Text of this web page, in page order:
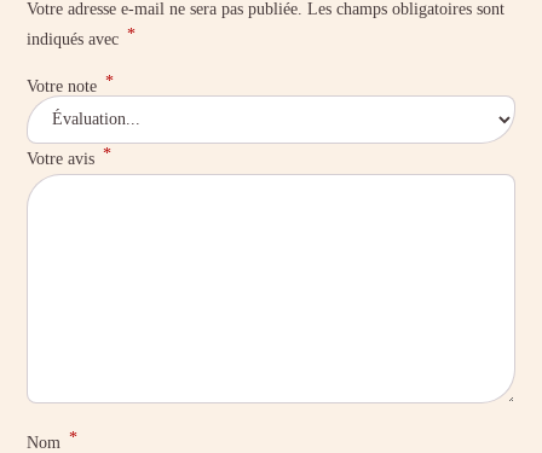
Votre adresse e-mail ne sera pas publiée. Les champs obligatoires sont
indiqués avec *
Votre note *
Votre avis *
Nom *